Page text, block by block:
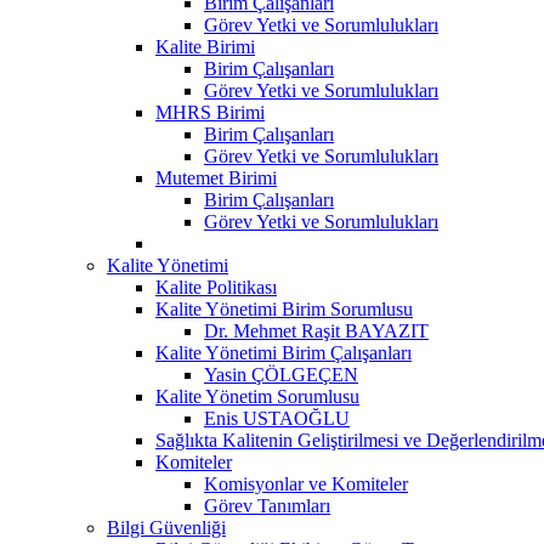
Görev Yetki ve Sorumlulukları
Kalite Birimi
Birim Çalışanları
Görev Yetki ve Sorumlulukları
MHRS Birimi
Birim Çalışanları
Görev Yetki ve Sorumlulukları
Mutemet Birimi
Birim Çalışanları
Görev Yetki ve Sorumlulukları
Kalite Yönetimi
Kalite Politikası
Kalite Yönetimi Birim Sorumlusu
Dr. Mehmet Raşit BAYAZIT
Kalite Yönetimi Birim Çalışanları
Yasin ÇÖLGEÇEN
Kalite Yönetim Sorumlusu
Enis USTAOĞLU
Sağlıkta Kalitenin Geliştirilmesi ve
Komiteler
Komisyonlar ve Komiteler
Görev Tanımları
Bilgi Güvenliği